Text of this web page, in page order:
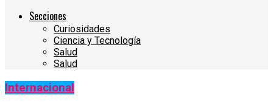
Secciones
Curiosidades
Ciencia y Tecnología
Salud
Salud
Internacional